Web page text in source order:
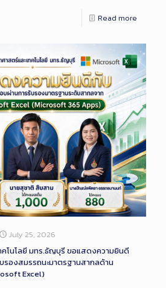
Read more
July 25, 2026
คโนโลยี มทร.ธัญบุรี ขอแสดงความยินดี
รองสมรรถนะมาตรฐานสากลด้าน
Excel)